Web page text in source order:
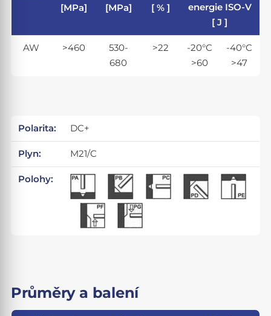
[MPa] [MPa] [ % ]
energie ISO-V
[ J ]
AW >460
530-
680
>22
-20°C
>60
-40°C
>47
Polarita: DC+
Plyn: M21/C
Polohy:
Průměry a balení